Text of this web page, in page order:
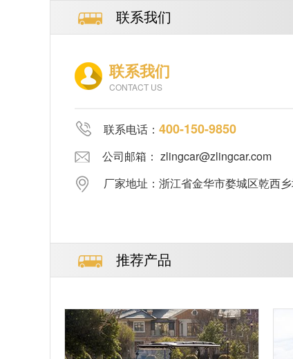
联系我们
联系我们
CONTACT US
联系电话： 400-150-9850
公司邮箱： zlingcar@zlingcar.com
厂家地址：浙江省金华市婺城区乾西
推荐产品